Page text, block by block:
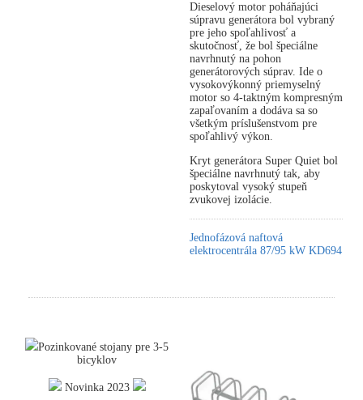
Dieselový motor poháňajúci
súpravu generátora bol vybraný
pre jeho spoľahlivosť a
skutočnosť, že bol špeciálne
navrhnutý na pohon
generátorových súprav. Ide o
vysokovýkonný priemyselný
motor so 4-taktným kompresným
zapaľovaním a dodáva sa so
všetkým príslušenstvom pre
spoľahlivý výkon.
Kryt generátora Super Quiet bol
špeciálne navrhnutý tak, aby
poskytoval vysoký stupeň
zvukovej izolácie.
Jednofázová naftová
elektrocentrála 87/95 kW KD694
Pozinkované stojany pre 3-5
bicyklov
Novinka 2023